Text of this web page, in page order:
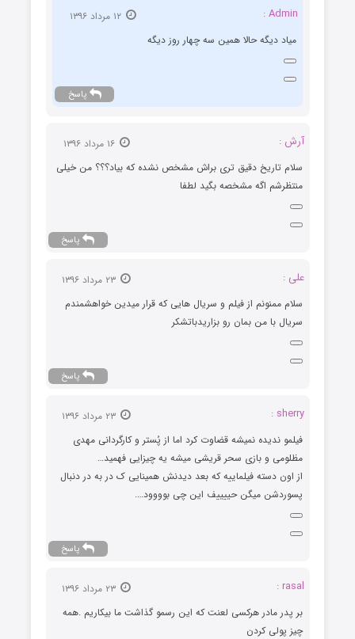
Admin :
۱۲ مرداد ۱۳۹۶
میاد دیگه حالا همین سه چهار روز دیگه
پاسخ
آرش :
۱۶ مرداد ۱۳۹۶
سلام تاریخ دقیق تری براش مشخص نشده که بیاد؟؟؟ من خیلی
منتظرشم اگه مشخصه بگید لطفا
پاسخ
علی :
سلام ممنونم از فیلم و سریال هایی که قرار میدین خواهشمندم
سریال با من بمان رو بزاریدباتشکر
پاسخ
sherry :
فیلمو ندیده نمیشه قضاوت کرد اما از پُستر و کارگردانی مهدی
مظلومی و بازی سحر قریشی میشه یه چیزایی فهمید…
از اون دسته فیلماییه که بعد دیدنش همینایی ک در به در دنبال
پسوردشن میگن حییییف این چی بوووود….
پاسخ
rasal :
بر پدر مادر هرکسی لعنت که این رسمو گذاشت ما بیکاریم .همه
چیز پولی کردن